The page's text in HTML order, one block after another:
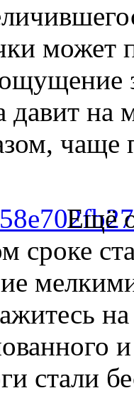
может
давит на
Ещё
сроке
стали